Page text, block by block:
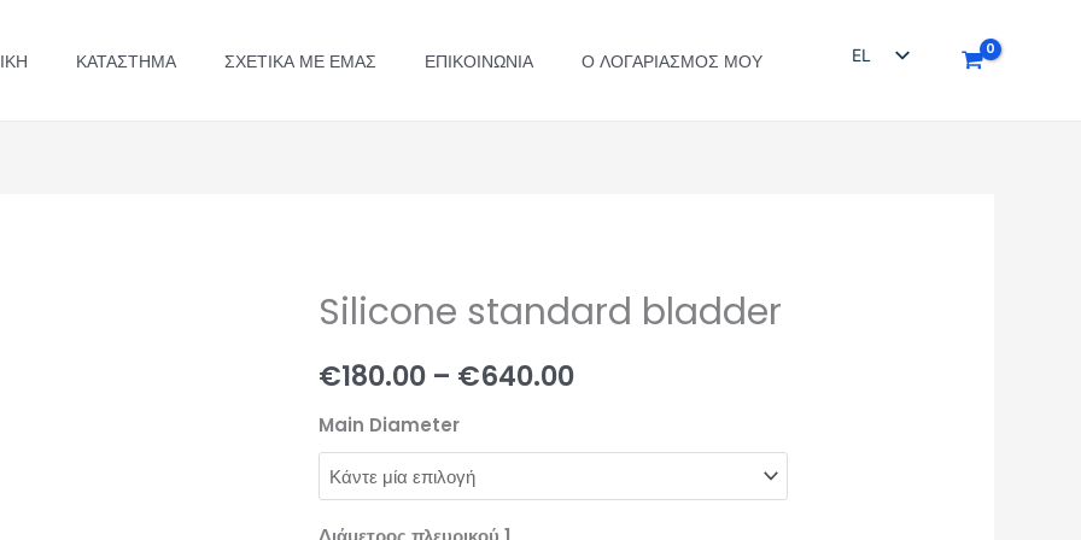
ΚΑΤΆΣΤΗΜΑ ΣΧΕΤΙΚΆ ΜΕ ΕΜΆΣ ΕΠΙΚΟΙΝΩΝΊΑ Ο ΛΟΓΑΡΙΑΣΜΌΣ ΜΟΥ
EL
Silicone standard bladder
€180.00 – €640.00Price
Main Diameter